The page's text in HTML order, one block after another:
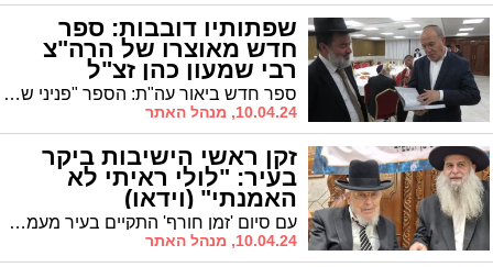
שפתותיו דובבות: ספר
חדש מאוצרו של הרה"צ
רבי שמעון כהן זצ"ל
ספר חדש ביאור עה"ת: הספר "פניני שמעון" - ויקרא להגה"צ רבי שמעון כהן זצ"ל התקבל בברכה לאחר שיצא בחודש האחרון
10.04.24, מנהל האתר
זקן ראשי הישיבות ביקר
בעיר: "לולי ראיתי לא
האמנתי" (וידאו)
עם סיום 'זמן חורף' התקיים בעיר מעמד מרומם ומרגש כשזקן ראשי הישיבות הגאון רבי יצחק אזרחי ר"י מיר נשא דברים נרגשים לתלמידי מוסדות "כנסת ישראל" בק"ק "תפארת רפאל" בסיטי בראשותו של הגר"מ אבוחצירא: "לולי ראיתי לא האמנתי"
10.04.24, מנהל האתר